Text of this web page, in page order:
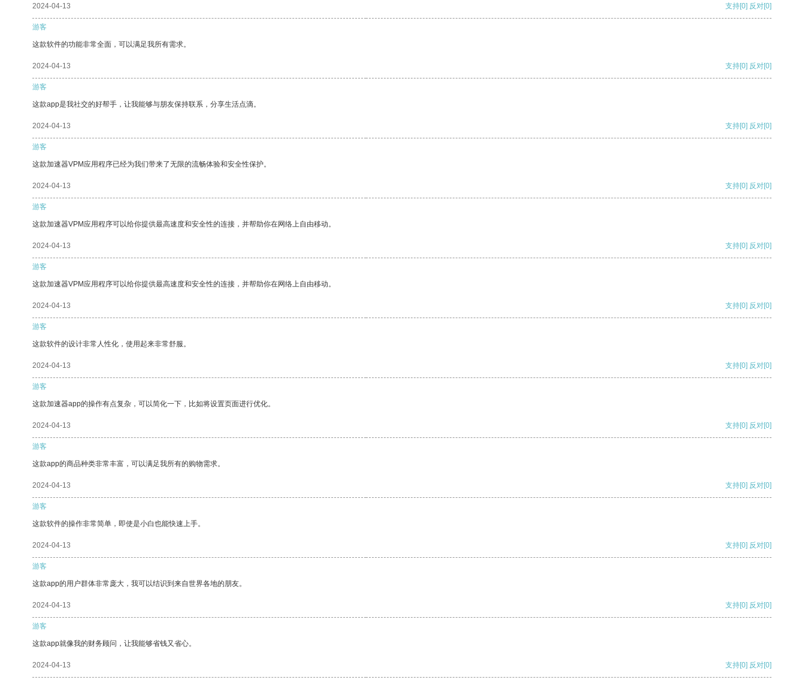
2024-04-13 支持[0] 反对[0]
游客
这款软件的功能非常全面，可以满足我所有需求。
2024-04-13 支持[0] 反对[0]
游客
这款app是我社交的好帮手，让我能够与朋友保持联系，分享生活点滴。
2024-04-13 支持[0] 反对[0]
游客
这款加速器VPM应用程序已经为我们带来了无限的流畅体验和安全性保护。
2024-04-13 支持[0] 反对[0]
游客
这款加速器VPM应用程序可以给你提供最高速度和安全性的连接，并帮助你在网络上自由移动。
2024-04-13 支持[0] 反对[0]
游客
这款加速器VPM应用程序可以给你提供最高速度和安全性的连接，并帮助你在网络上自由移动。
2024-04-13 支持[0] 反对[0]
游客
这款软件的设计非常人性化，使用起来非常舒服。
2024-04-13 支持[0] 反对[0]
游客
这款加速器app的操作有点复杂，可以简化一下，比如将设置页面进行优化。
2024-04-13 支持[0] 反对[0]
游客
这款app的商品种类非常丰富，可以满足我所有的购物需求。
2024-04-13 支持[0] 反对[0]
游客
这款软件的操作非常简单，即使是小白也能快速上手。
2024-04-13 支持[0] 反对[0]
游客
这款app的用户群体非常庞大，我可以结识到来自世界各地的朋友。
2024-04-13 支持[0] 反对[0]
游客
这款app就像我的财务顾问，让我能够省钱又省心。
2024-04-13 支持[0] 反对[0]